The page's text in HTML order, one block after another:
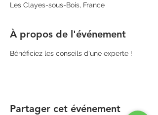
Les Clayes-sous-Bois, France
À propos de l'événement
Bénéficiez les conseils d'une experte !
Partager cet événement